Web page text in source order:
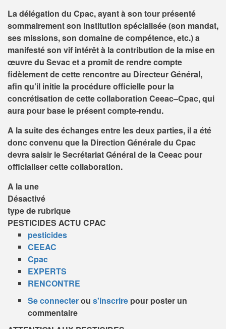
La délégation du Cpac, ayant à son tour présenté
sommairement son institution spécialisée (son mandat,
ses missions, son domaine de compétence, etc.) a
manifesté son vif intérêt à la contribution de la mise en
œuvre du Sevac et a promit de rendre compte
fidèlement de cette rencontre au Directeur Général,
afin qu’il initie la procédure officielle pour la
concrétisation de cette collaboration Ceeac–Cpac, qui
aura pour base le présent compte-rendu.
A la suite des échanges entre les deux parties, il a été
donc convenu que la Direction Générale du Cpac
devra saisir le Secrétariat Général de la Ceeac pour
officialiser cette collaboration.
A la une
Désactivé
type de rubrique
PESTICIDES ACTU CPAC
pesticides
CEEAC
Cpac
EXPERTS
RENCONTRE
Se connecterou s'inscrire pour poster un
commentaire